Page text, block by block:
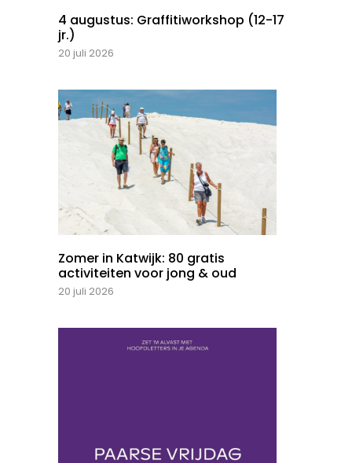
4 augustus: Graffitiworkshop (12-17
jr.)
20 juli 2026
Zomer in Katwijk: 80 gratis
activiteiten voor jong & oud
20 juli 2026